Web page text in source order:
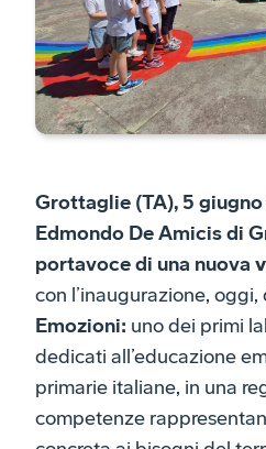
Grottaglie (TA), 5
Edmondo De Amicis di
portavoce di una nuova
con l’inaugurazione, oggi,
Emozioni: uno dei primi
dedicati all’educazione
primarie italiane, in una
competenze